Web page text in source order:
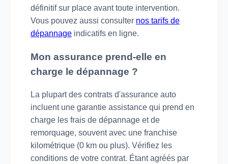
définitif sur place avant toute intervention.
Vous pouvez aussi consulter nos tarifs de
dépannage indicatifs en ligne.
Mon assurance prend-elle en
charge le dépannage ?
La plupart des contrats d'assurance auto
incluent une garantie assistance qui prend en
charge les frais de dépannage et de
remorquage, souvent avec une franchise
kilométrique (0 km ou plus). Vérifiez les
conditions de votre contrat. Étant agréés par